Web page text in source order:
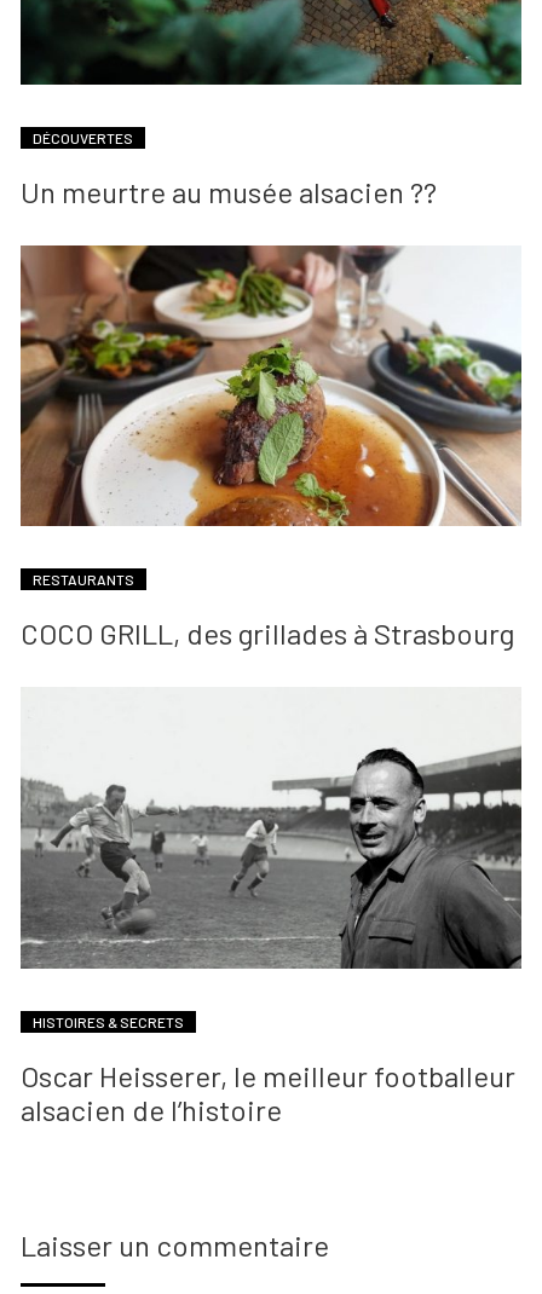
DÉCOUVERTES
Un meurtre au musée alsacien ??
RESTAURANTS
COCO GRILL, des grillades à Strasbourg
HISTOIRES & SECRETS
Oscar Heisserer, le meilleur footballeur
alsacien de l’histoire
Laisser un commentaire